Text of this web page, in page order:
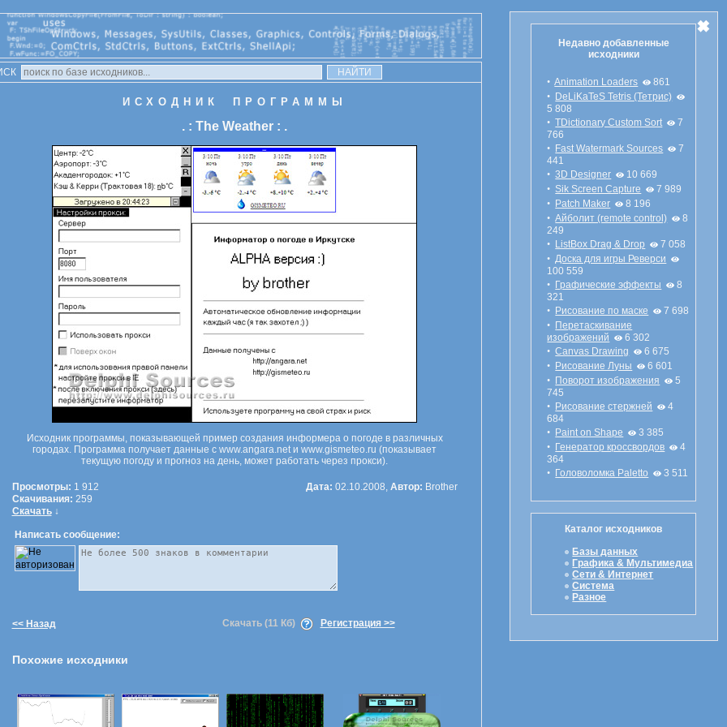
Недавно добавленные
исходники
• Animation Loaders
861
• DeLiKaTeS Tetris (Тетрис)
5 808
• TDictionary Custom Sort
7
766
• Fast Watermark Sources
7
441
• 3D Designer
10 669
• Sik Screen Capture
7 989
• Patch Maker
8 196
• Айболит (remote control)
8
249
• ListBox Drag & Drop
7 058
• Доска для игры Реверси
100 559
• Графические эффекты
8
321
• Рисование по маске
7 698
• Перетаскивание
изображений
6 302
• Canvas Drawing
6 675
• Рисование Луны
6 601
• Поворот изображения
5
745
• Рисование стержней
4
684
• Paint on Shape
3 385
• Генератор кроссвордов
4
364
• Головоломка Paletto 3 511
Каталог исходников
Базы данных
Графика & Мультимедиа
Сети & Интернет
Система
Разное
ИСХОДНИК ПРОГРАММЫ
. : The Weather : .
Исходник программы, показывающей пример создания информера о погоде в различных
городах. Программа получает данные с www.angara.net и www.gismeteo.ru (показывает
текущую погоду и прогноз на день, может работать через прокси).
Просмотры: 1 912 Дата: 02.10.2008, Автор: Brother
Скачивания: 259
Скачать↓
Написать сообщение:
<< Назад Скачать (11 Кб) Регистрация >>
Похожие исходники